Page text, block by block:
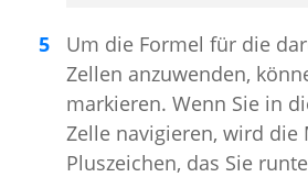
Um die Formel für die
Zellen anzuwenden,
markieren. Wenn Sie in
Zelle navigieren, wird die
Pluszeichen, das Sie